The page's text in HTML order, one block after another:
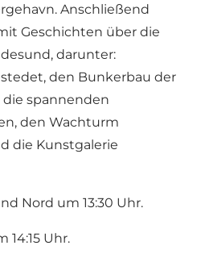
Anschließend
Geschichten über die
darunter:
den Bunkerbau der
spannenden
den Wachturm
die Kunstgalerie
Nord um 13:30 Uhr.
14:15 Uhr.